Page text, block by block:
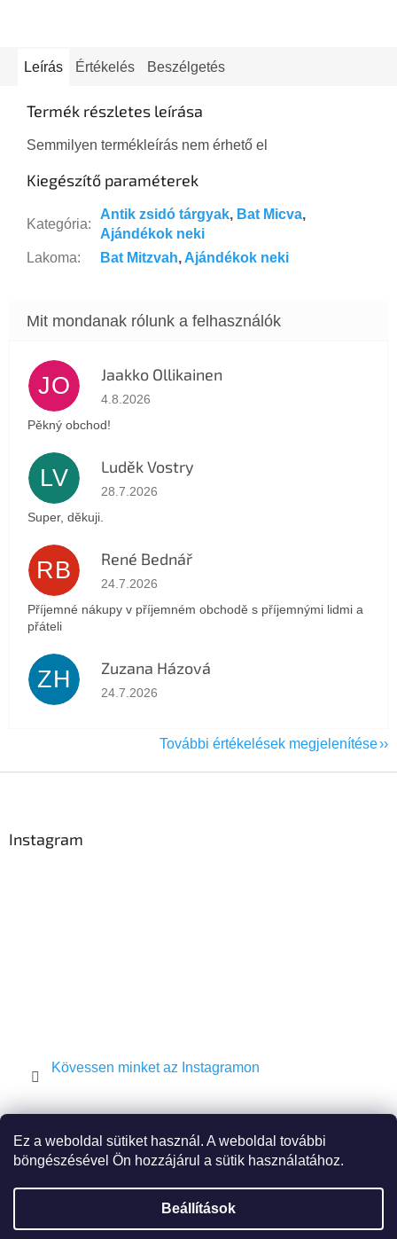
Ez a weboldal sütiket használ. A weboldal további
böngészésével Ön hozzájárul a sütik használatához.
Beállítások
Leírás Értékelés Beszélgetés
Termék részletes leírása
Semmilyen termékleírás nem érhető el
Kiegészítő paraméterek
Kategória:
Antik zsidó tárgyak, Bat Micva,
Ajándékok neki
Lakoma: Bat Mitzvah, Ajándékok neki
JO Jaakko Ollikainen
Az áruház értékelése 5-ből 5 csillag.
4.8.2026
Pěkný obchod!
LV Luděk Vostry
Az áruház értékelése 5-ből 5 csillag.
28.7.2026
Super, děkuji.
RB René Bednář
Az áruház értékelése 5-ből 5 csillag.
24.7.2026
Příjemné nákupy v příjemném obchodě s příjemnými lidmi a
přáteli
ZH Zuzana Házová
Az áruház értékelése 5-ből 5 csillag.
24.7.2026
További értékelések megjelenítése
Instagram
Kövessen minket az Instagramon
Shoptet készítette